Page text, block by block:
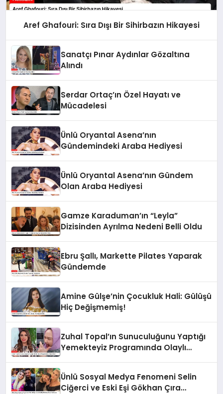
Aref Ghafouri: Sıra Dışı Bir Sihirbazın Hikayesi
Sanatçı Pınar Aydınlar Gözaltına
Alındı
Serdar Ortaç’ın Özel Hayatı ve
Mücadelesi
Ünlü Oryantal Asena’nın
Gündemindeki Araba Hediyesi
Ünlü Oryantal Asena’nın Gündem
Olan Araba Hediyesi
Gamze Karaduman’ın “Leyla”
Dizisinden Ayrılma Nedeni Belli Oldu
Ebru Şallı, Markette Pilates Yaparak
Gündemde
Amine Gülşe’nin Çocukluk Hali: Gülüşü
Hiç Değişmemiş!
Zuhal Topal’ın Sunuculuğunu Yaptığı
Yemekteyiz Programında Olaylı
Ünlü Sosyal Medya Fenomeni Selin
Ciğerci ve Eski Eşi Gökhan Çıra